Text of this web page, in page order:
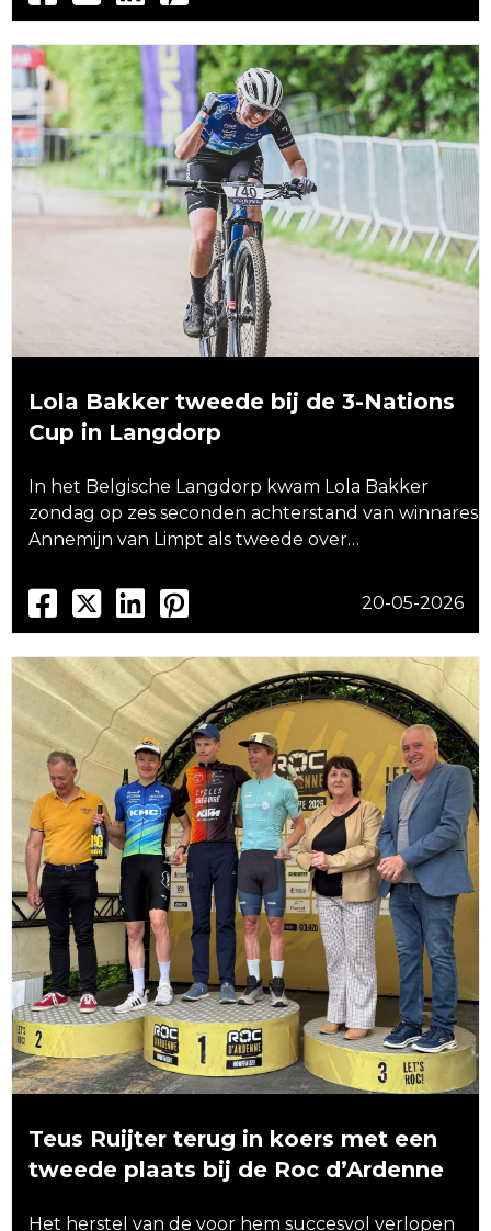
Lola Bakker tweede bij de 3-Nations
Cup in Langdorp
In het Belgische Langdorp kwam Lola Bakker
zondag op zes seconden achterstand van winnares
Annemijn van Limpt als tweede over…
20-05-2026
Teus Ruijter terug in koers met een
tweede plaats bij de Roc d’Ardenne
Het herstel van de voor hem succesvol verlopen